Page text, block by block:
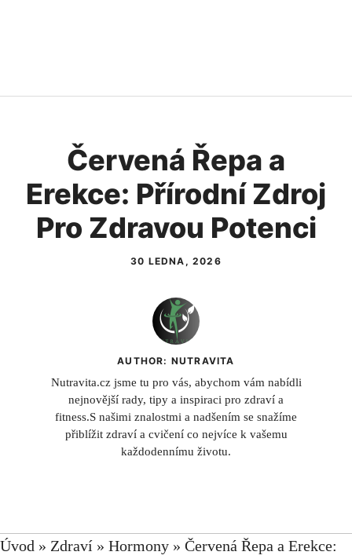
Červená Řepa a
Erekce: Přírodní Zdroj
Pro Zdravou Potenci
30 LEDNA, 2026
AUTHOR: NUTRAVITA
Nutravita.cz jsme tu pro vás, abychom vám nabídli
nejnovější rady, tipy a inspiraci pro zdraví a
fitness.S našimi znalostmi a nadšením se snažíme
přiblížit zdraví a cvičení co nejvíce k vašemu
každodennímu životu.
Úvod » Zdraví » Hormony » Červená Řepa a Erekce: